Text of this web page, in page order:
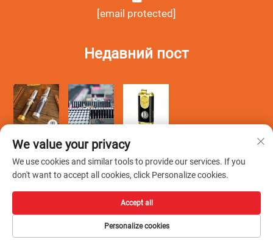
[email protected]
Недавний пост
Авторские права © Wenzhou Debang Smoking Set Co., Ltd.
Все права защищены - Политика конфиденциальности-
Блог
We value your privacy
We use cookies and similar tools to provide our services. If you
don't want to accept all cookies, click Personalize cookies.
Personalize cookies
Accept all